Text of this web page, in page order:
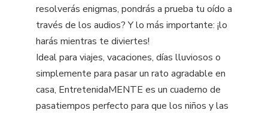
resolverás enigmas, pondrás a prueba tu oído a
través de los audios? Y lo más importante: ¡lo
harás mientras te diviertes!
Ideal para viajes, vacaciones, días lluviosos o
simplemente para pasar un rato agradable en
casa, EntretenidaMENTE es un cuaderno de
pasatiempos perfecto para que los niños y las